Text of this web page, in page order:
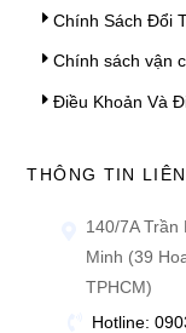
Chính Sách Đổi
Chính sách vận
Điều Khoản Và
THÔNG TIN
140/7A
Minh (39
TPHCM)
Hotline: